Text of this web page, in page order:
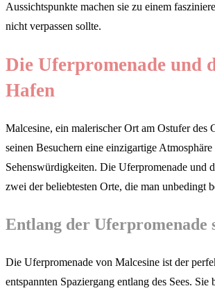
Aussichtspunkte machen sie zu einem
nicht verpassen sollte.
Die Uferpromenade und
Hafen
Malcesine, ein malerischer Ort am Ostufer des
seinen Besuchern eine einzigartige
Sehenswürdigkeiten. Die Uferpromenade und
zwei der beliebtesten Orte, die man unbedingt
Entlang der Uferpromenade
Die Uferpromenade von Malcesine ist der
entspannten Spaziergang entlang des Sees. Sie